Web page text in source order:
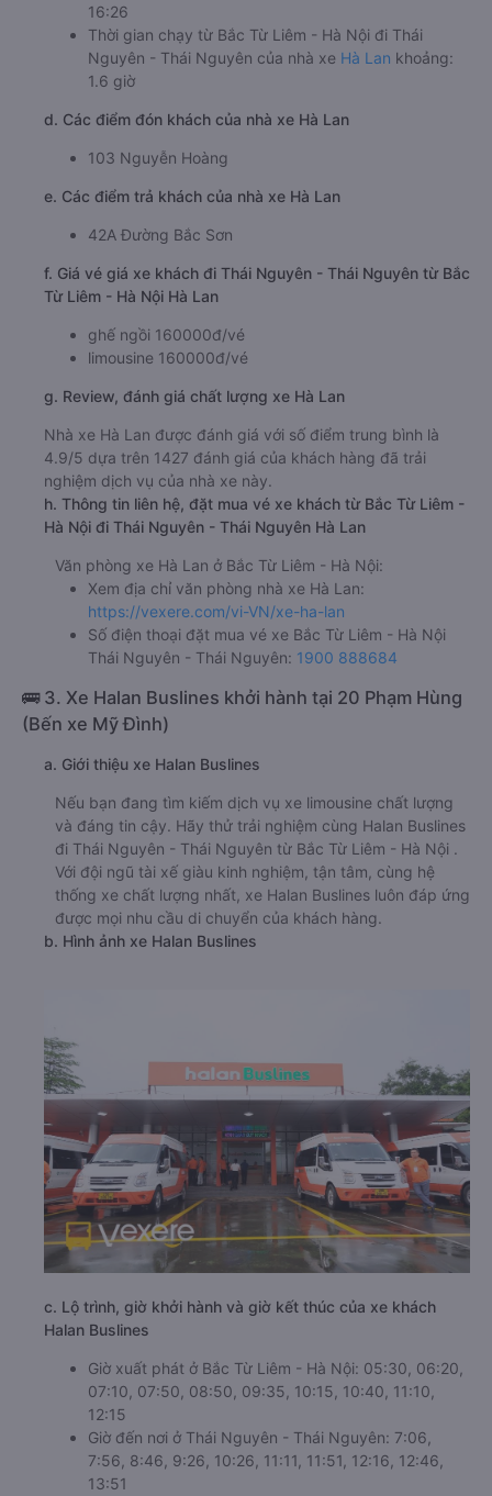
16:26
Thời gian chạy từ Bắc Từ Liêm - Hà Nội đi Thái
Nguyên - Thái Nguyên của nhà xe Hà Lan khoảng:
1.6 giờ
d. Các điểm đón khách của nhà xe Hà Lan
103 Nguyễn Hoàng
e. Các điểm trả khách của nhà xe Hà Lan
42A Đường Bắc Sơn
f. Giá vé giá xe khách đi Thái Nguyên - Thái Nguyên từ Bắc
Từ Liêm - Hà Nội Hà Lan
ghế ngồi 160000đ/vé
limousine 160000đ/vé
g. Review, đánh giá chất lượng xe Hà Lan
Nhà xe Hà Lan được đánh giá với số điểm trung bình là
4.9/5 dựa trên 1427 đánh giá của khách hàng đã trải
nghiệm dịch vụ của nhà xe này.
h. Thông tin liên hệ, đặt mua vé xe khách từ Bắc Từ Liêm -
Hà Nội đi Thái Nguyên - Thái Nguyên Hà Lan
Văn phòng xe Hà Lan ở Bắc Từ Liêm - Hà Nội:
Xem địa chỉ văn phòng nhà xe Hà Lan:
https://vexere.com/vi-VN/xe-ha-lan
Số điện thoại đặt mua vé xe Bắc Từ Liêm - Hà Nội
Thái Nguyên - Thái Nguyên: 1900 888684
🚌 3. Xe Halan Buslines khởi hành tại 20 Phạm Hùng
(Bến xe Mỹ Đình)
a. Giới thiệu xe Halan Buslines
Nếu bạn đang tìm kiếm dịch vụ xe limousine chất lượng
và đáng tin cậy. Hãy thử trải nghiệm cùng Halan Buslines
đi Thái Nguyên - Thái Nguyên từ Bắc Từ Liêm - Hà Nội .
Với đội ngũ tài xế giàu kinh nghiệm, tận tâm, cùng hệ
thống xe chất lượng nhất, xe Halan Buslines luôn đáp ứng
được mọi nhu cầu di chuyển của khách hàng.
b. Hình ảnh xe Halan Buslines
c. Lộ trình, giờ khởi hành và giờ kết thúc của xe khách
Halan Buslines
Giờ xuất phát ở Bắc Từ Liêm - Hà Nội: 05:30, 06:20,
07:10, 07:50, 08:50, 09:35, 10:15, 10:40, 11:10,
12:15
Giờ đến nơi ở Thái Nguyên - Thái Nguyên: 7:06,
7:56, 8:46, 9:26, 10:26, 11:11, 11:51, 12:16, 12:46,
13:51